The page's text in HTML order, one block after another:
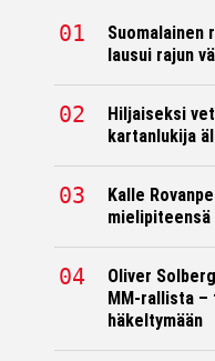
Suomalainen
lausui rajun
Hiljaiseksi
kartanlukija
Kalle
Oliver
MM-rallista –
häkeltymään